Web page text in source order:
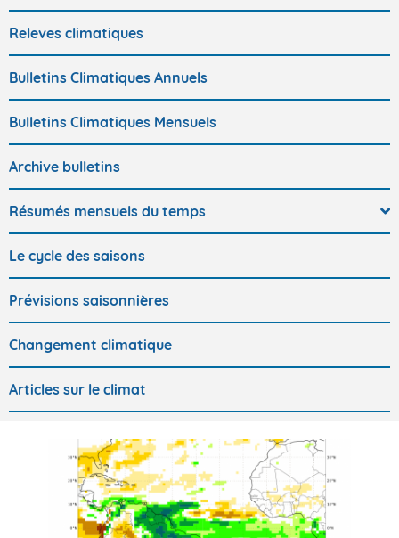
Releves climatiques
Bulletins Climatiques Annuels
Bulletins Climatiques Mensuels
Archive bulletins
Résumés mensuels du temps
Le cycle des saisons
Prévisions saisonnières
Changement climatique
Articles sur le climat